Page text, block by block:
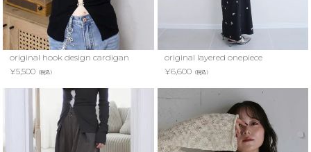
original hook design cardigan
¥5,500 （税込）
original layered onepiece
¥6,600（税込）